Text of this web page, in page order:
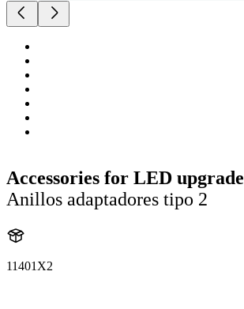
Accessories for LED upgrade
Anillos adaptadores tipo 2
11401X2